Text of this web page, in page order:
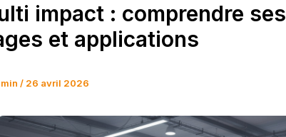
impact : comprendre ses
et applications
/ 26 avril 2026